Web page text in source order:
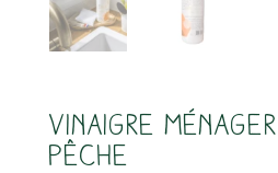
Vinaigre
Pêche